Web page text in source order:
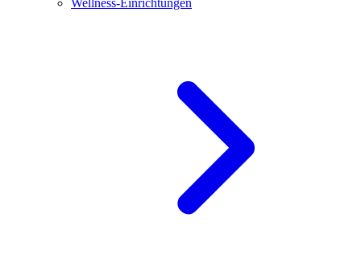
Wellness-Einrichtungen